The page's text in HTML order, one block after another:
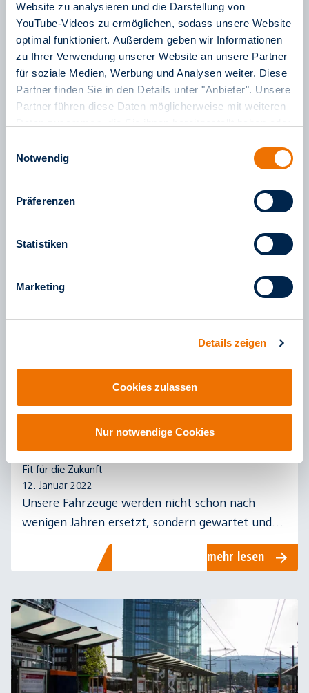
Website zu analysieren und die Darstellung von
YouTube-Videos zu ermöglichen, sodass unsere Website
optimal funktioniert. Außerdem geben wir Informationen
zu Ihrer Verwendung unserer Website an unsere Partner
für soziale Medien, Werbung und Analysen weiter. Diese
Partner finden Sie in den Details unter "Anbieter". Unsere
Partner führen diese Daten möglicherweise mit weiteren
haben. Weitere Informationen finden Sie in unserem
Notwendig
Präferenzen
Statistiken
Marketing
Details zeigen
Cookies zulassen
Nur notwendige Cookies
Rückblick Salonwagen
sauberunterwegs Sicherheit Sixty Sommer
Tag der offenen Tür Technologie Teil1
Tiere Umleitung Unfall Unser Ernst
Unterhaltung Urlaub Vandalismus
Veranstaltung
Fit für die Zukunft
12. Januar 2022
Unsere Fahrzeuge werden nicht schon nach
wenigen Jahren ersetzt, sondern gewartet und
instandgesetzt. In unserer neuen Blog-Reihe
berichten wir darüber.
mehr lesen